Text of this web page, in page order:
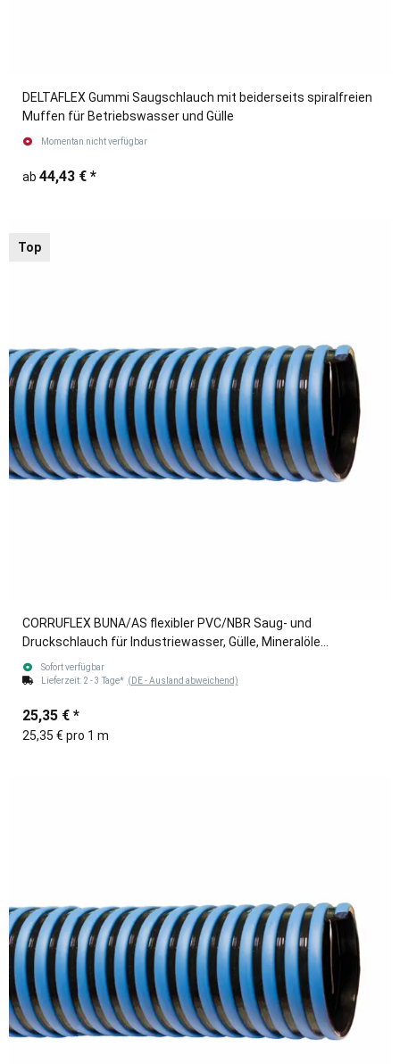
DELTAFLEX Gummi Saugschlauch mit beiderseits spiralfreien
Muffen für Betriebswasser und Gülle
Momentan nicht verfügbar
ab 44,43 € *
Top
CORRUFLEX BUNA/AS flexibler PVC/NBR Saug- und
Druckschlauch für Industriewasser, Gülle, Mineralöle
blau/schwarz 76mm (3")
Sofort verfügbar
Lieferzeit: 2 - 3 Tage* (DE - Ausland abweichend)
25,35 € *
25,35 € pro 1 m